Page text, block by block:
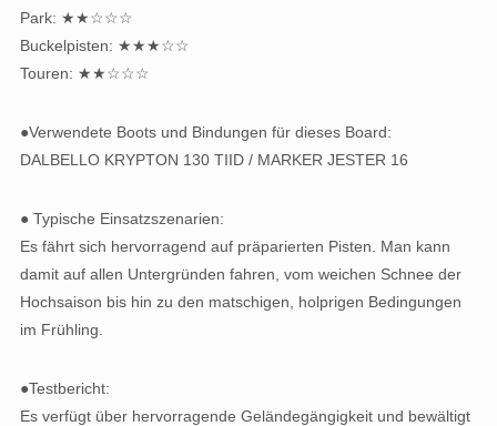
Park: ★★☆☆☆
Buckelpisten: ★★★☆☆
Touren: ★★☆☆☆
●Verwendete Boots und Bindungen für dieses Board:
DALBELLO KRYPTON 130 TIID / MARKER JESTER 16
● Typische Einsatzszenarien:
Es fährt sich hervorragend auf präparierten Pisten. Man kann
damit auf allen Untergründen fahren, vom weichen Schnee der
Hochsaison bis hin zu den matschigen, holprigen Bedingungen
im Frühling.
●Testbericht:
Es verfügt über hervorragende Geländegängigkeit und bewältigt